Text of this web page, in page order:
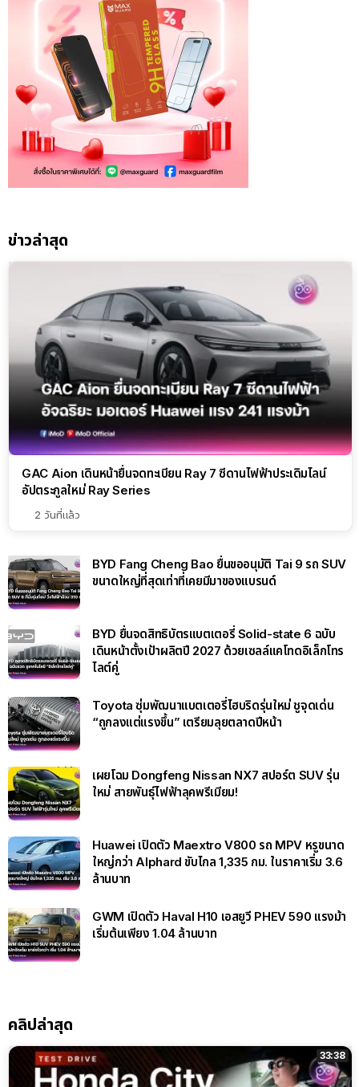
ข่าวล่าสุด
GAC Aion เดินหน้ายื่นจดทะเบียน Ray 7 ซีดานไฟฟ้าประเดิมไลน์
อัปตระกูลใหม่ Ray Series
2 วันที่แล้ว
BYD Fang Cheng Bao ยื่นขออนุมัติ Tai 9 รถ SUV
ขนาดใหญ่ที่สุดเท่าที่เคยมีมาของแบรนด์
BYD ยื่นจดสิทธิบัตรแบตเตอรี่ Solid-state 6 ฉบับ
เดินหน้าตั้งเป้าผลิตปี 2027 ด้วยเซลล์แคโทดอิเล็กโทร
ไลต์คู่
Toyota ซุ่มพัฒนาแบตเตอรี่ไฮบริดรุ่นใหม่ ชูจุดเด่น
“ถูกลงแต่แรงขึ้น” เตรียมลุยตลาดปีหน้า
เผยโฉม Dongfeng Nissan NX7 สปอร์ต SUV รุ่น
ใหม่ สายพันธุ์ไฟฟ้าลุคพรีเมียม!
Huawei เปิดตัว Maextro V800 รถ MPV หรูขนาด
ใหญ่กว่า Alphard ขับไกล 1,335 กม. ในราคาเริ่ม 3.6
ล้านบาท
GWM เปิดตัว Haval H10 เอสยูวี PHEV 590 แรงม้า
เริ่มต้นเพียง 1.04 ล้านบาท
คลิปล่าสุด
33:38